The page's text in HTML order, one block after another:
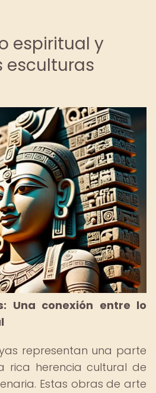
espiritual y
esculturas
Una conexión entre lo
representan una parte
rica herencia cultural de
Estas obras de arte